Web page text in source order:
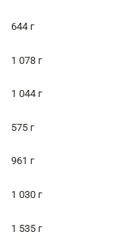
644 г
1 078 г
1 044 г
575 г
961 г
1 030 г
1 535 г